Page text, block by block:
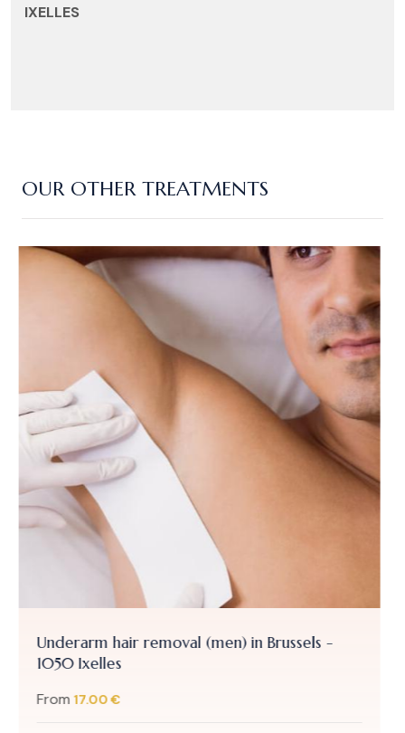
IXELLES
OUR OTHER TREATMENTS
Shampoo + Cut and blow dry
From30.00 €
current cut or for a...